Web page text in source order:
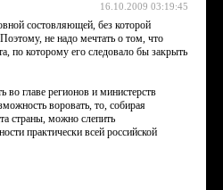
16.10.2009 03:19:45
состовляющей, без которой
не надо мечтать о том, что
по которому его следовало бы закрыть
главе регионов и министерств
воровать, то, собирая
страны, можно слепить
практически всей российской